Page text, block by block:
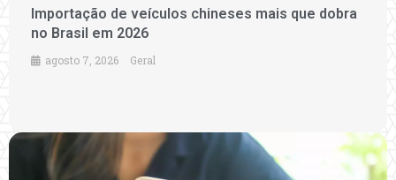
Importação de veículos chineses mais que dobra
no Brasil em 2026
agosto 7, 2026 Geral